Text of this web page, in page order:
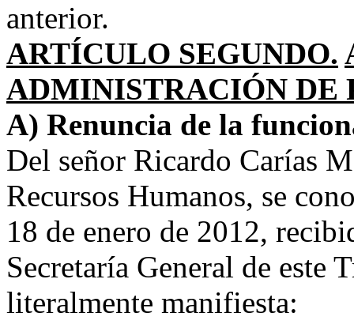
anterior.
ARTÍCULO SEGUNDO.
ADMINISTRACIÓN DE
A) Renuncia de la
Del señor Ricardo Carías
Recursos Humanos, se
18 de enero de 2012,
Secretaría General de este
literalmente manifiesta: